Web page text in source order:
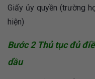
Giấy ủy quyền (trường
hiện)
Bước 2 Thủ tục đủ
dầu